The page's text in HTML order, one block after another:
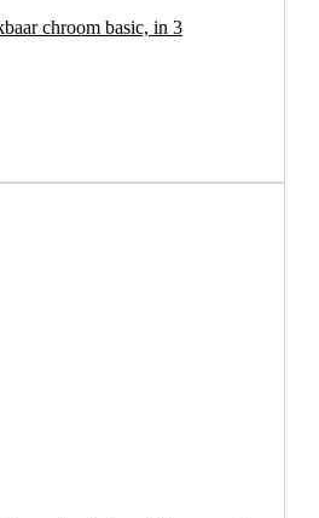
chroom basic, in 3